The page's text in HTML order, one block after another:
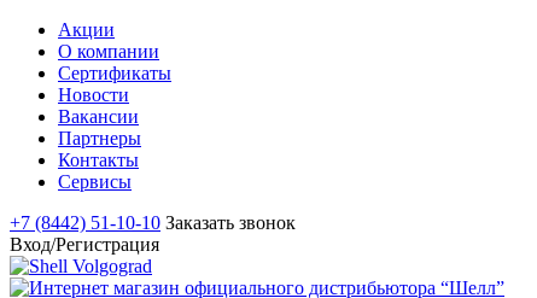
Акции
О компании
Сертификаты
Новости
Вакансии
Партнеры
Контакты
Сервисы
+7 (8442) 51-10-10 Заказать звонок
Вход/Регистрация